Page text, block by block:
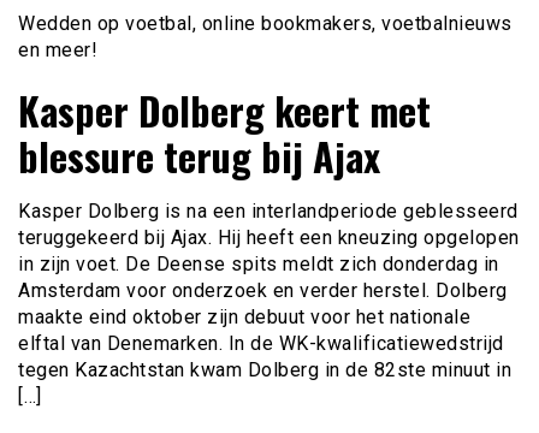
Wedden op voetbal, online bookmakers, voetbalnieuws
en meer!
Kasper Dolberg keert met
blessure terug bij Ajax
Kasper Dolberg is na een interlandperiode geblesseerd
teruggekeerd bij Ajax. Hij heeft een kneuzing opgelopen
in zijn voet. De Deense spits meldt zich donderdag in
Amsterdam voor onderzoek en verder herstel. Dolberg
maakte eind oktober zijn debuut voor het nationale
elftal van Denemarken. In de WK-kwalificatiewedstrijd
tegen Kazachtstan kwam Dolberg in de 82ste minuut in
[…]